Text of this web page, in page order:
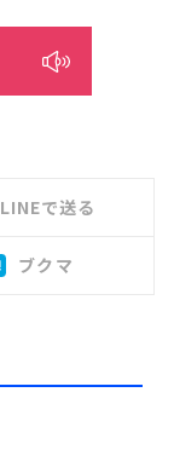
LINEで送る
ブクマ